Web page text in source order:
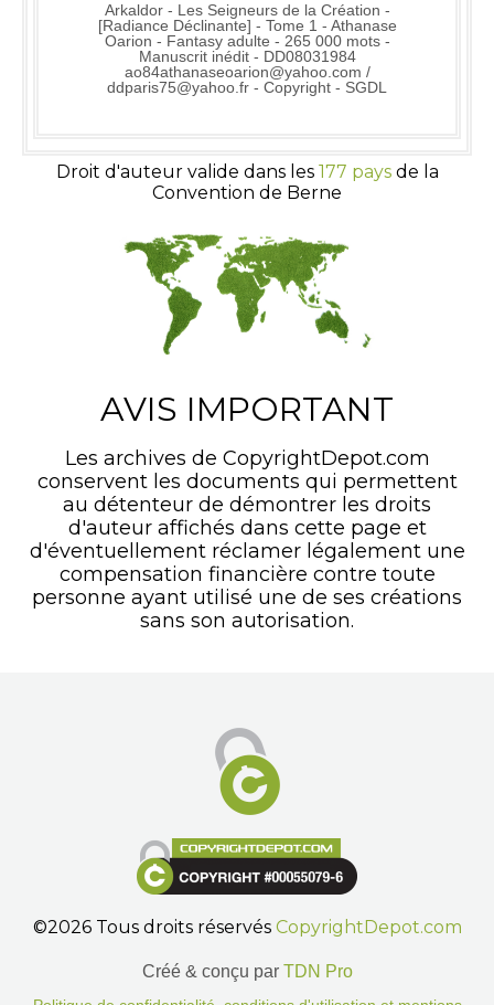
Arkaldor - Les Seigneurs de la Création -
[Radiance Déclinante] - Tome 1 - Athanase
Oarion - Fantasy adulte - 265 000 mots -
Manuscrit inédit - DD08031984
ao84athanaseoarion@yahoo.com /
ddparis75@yahoo.fr - Copyright - SGDL
Droit d'auteur valide dans les 177 paysde la
Convention de Berne
AVIS IMPORTANT
Les archives de CopyrightDepot.com
conservent les documents qui permettent
au détenteur de démontrer les droits
d'auteur affichés dans cette page et
d'éventuellement réclamer légalement une
compensation financière contre toute
personne ayant utilisé une de ses créations
sans son autorisation.
©2026 Tous droits réservés CopyrightDepot.com
Créé & conçu par TDN Pro